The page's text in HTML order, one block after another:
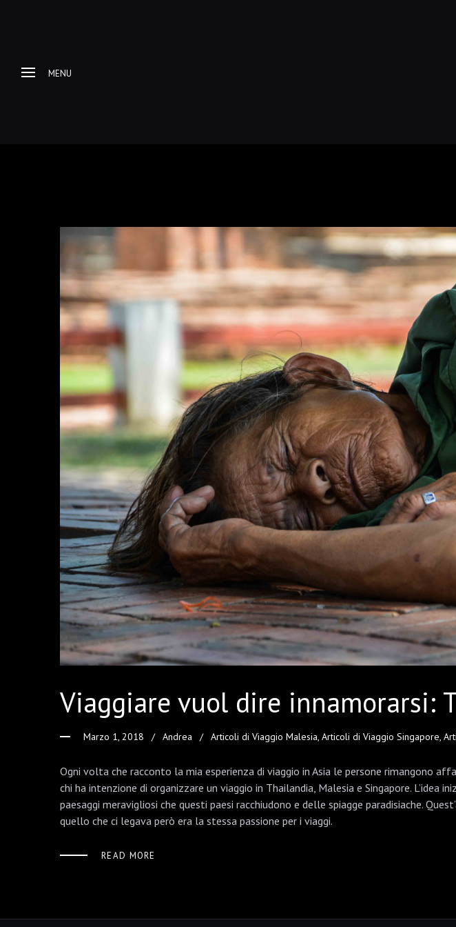
viaggio
Galleria Fotografica
Esplorazioni Urbex
Brand e Aziende
Contatti
MENU
Viaggiare vuol dire innamorarsi:
Marzo 1, 2018 Andrea Articoli di Viaggio Malesia, Articoli di Viaggio Singapore,
Ogni volta che racconto la mia esperienza di viaggio in Asia le persone rimangono
chi ha intenzione di organizzare un viaggio in Thailandia, Malesia e Singapore.
paesaggi meravigliosi che questi paesi racchiudono e delle spiagge paradisiache.
quello che ci legava però era la stessa passione per i viaggi.
READ MORE